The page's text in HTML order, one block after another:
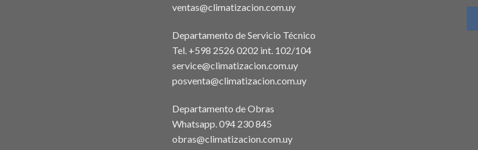
ventas@climatizacion.com.uy
Departamento de Servicio Técnico
Tel. +598 2526 0202 int. 102/104
service@climatizacion.com.uy
posventa@climatizacion.com.uy
Departamento de Obras
Whatsapp.094 230 845
obras@climatizacion.com.uy